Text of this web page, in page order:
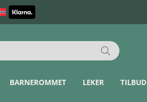
BARNEROMMET LEKER TILBUD